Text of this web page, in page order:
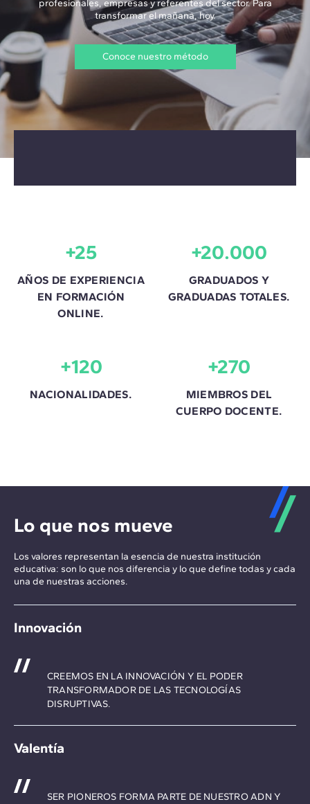
profesionales, empresas y referentes del sector. Para
transformar el mañana, hoy.
Conoce nuestro método
+25
AÑOS DE EXPERIENCIA
EN FORMACIÓN
ONLINE.
+20.000
GRADUADOS Y
GRADUADAS TOTALES.
+120
NACIONALIDADES.
+270
MIEMBROS DEL
CUERPO DOCENTE.
Lo que nos mueve
Los valores representan la esencia de nuestra institución
educativa: son lo que nos diferencia y lo que define todas y cada
una de nuestras acciones.
Innovación
CREEMOS EN LA INNOVACIÓN Y EL PODER
TRANSFORMADOR DE LAS TECNOLOGÍAS
DISRUPTIVAS.
Valentía
SER PIONEROS FORMA PARTE DE NUESTRO ADN Y